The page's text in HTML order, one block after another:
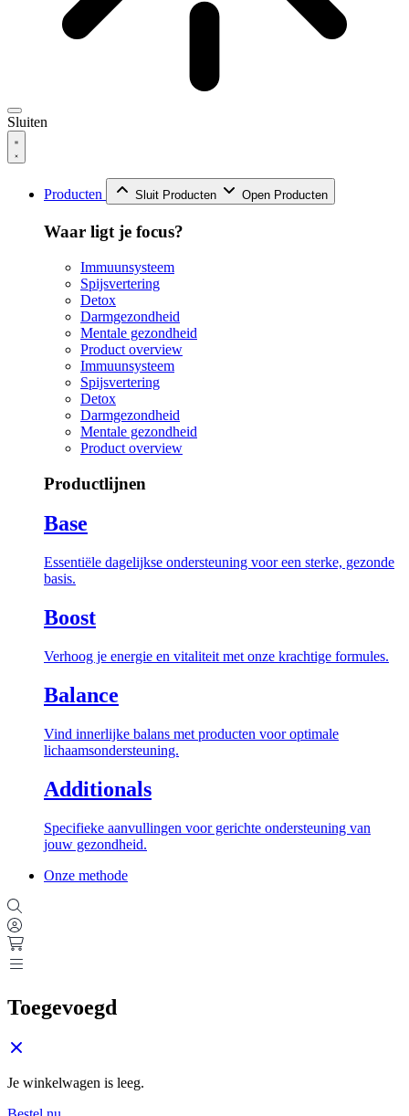
Sluiten
Producten Sluit Producten Open Producten
Waar ligt je focus?
Immuunsysteem
Spijsvertering
Detox
Darmgezondheid
Mentale gezondheid
Product overview
Immuunsysteem
Spijsvertering
Detox
Darmgezondheid
Mentale gezondheid
Product overview
Productlijnen
Base
Essentiële dagelijkse ondersteuning voor een sterke, gezonde
basis.
Boost
Verhoog je energie en vitaliteit met onze krachtige formules.
Balance
Vind innerlijke balans met producten voor optimale
lichaamsondersteuning.
Additionals
Specifieke aanvullingen voor gerichte ondersteuning van
jouw gezondheid.
Onze methode
Toegevoegd
Je winkelwagen is leeg.